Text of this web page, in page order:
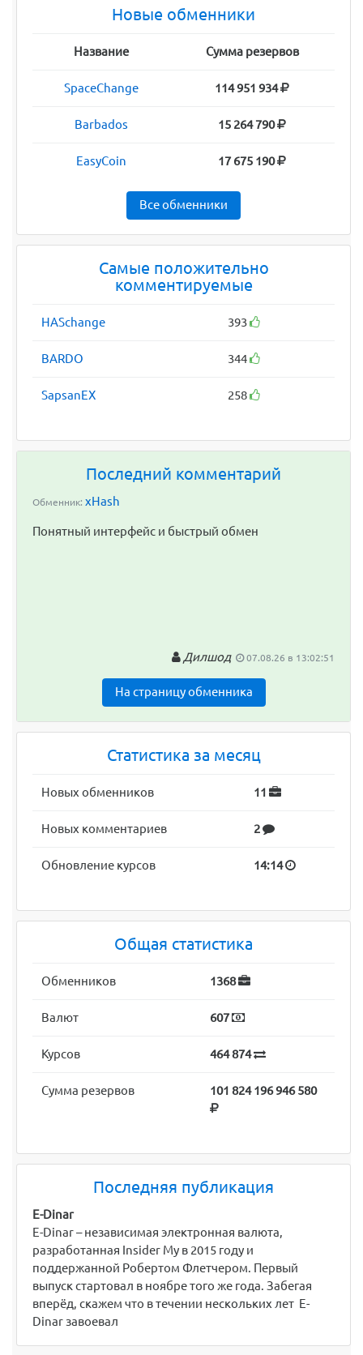
Новые обменники
Название Сумма резервов
SpaceChange 114 951 934
Barbados 15 264 790
EasyCoin 17 675 190
Все обменники
Самые положительно
комментируемые
HASchange 393
BARDO 344
SapsanEX 258
Последний комментарий
Обменник: xHash
Понятный интерфейс и быстрый обмен
Дилшод 07.08.26 в 13:02:51
На страницу обменника
Статистика за месяц
Новых обменников 11
Новых комментариев 2
Обновление курсов 14:14
Общая статистика
Обменников 1368
Валют 607
Курсов 464 874
Сумма резервов 101 824 196 946 580
Последняя публикация
E-Dinar
E-Dinar – независимая электронная валюта,
разработанная Insider My в 2015 году и
поддержанной Робертом Флетчером. Первый
выпуск стартовал в ноябре того же года. Забегая
вперёд, скажем что в течении нескольких лет E-
Dinar завоевал